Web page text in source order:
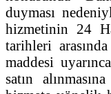
duyması
hizmetinin 24
tarihleri
maddesi
satın